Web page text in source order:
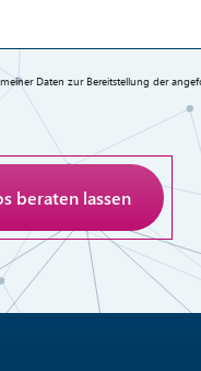
Daten zur Bereitstellung der
Verifizierung
klicken